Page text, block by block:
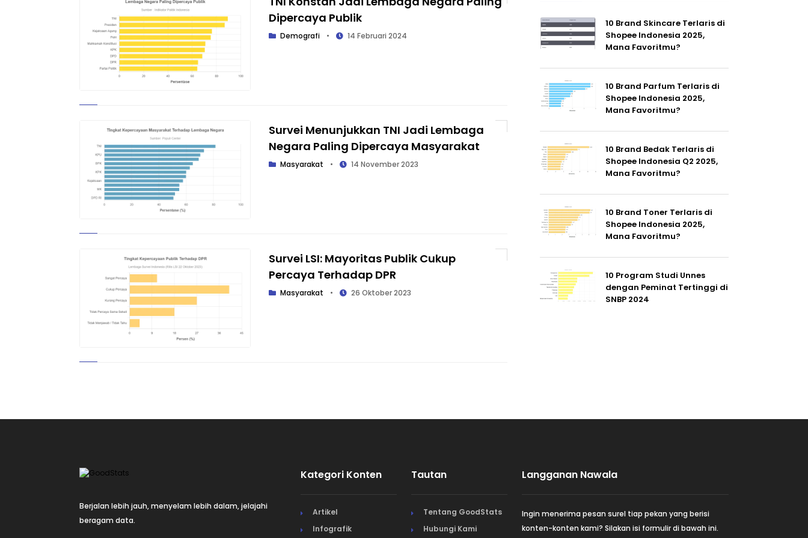
Dipercaya Publik
Demografi • 14 Februari 2024
Survei Menunjukkan TNI Jadi Lembaga
Negara Paling Dipercaya Masyarakat
Masyarakat • 14 November 2023
Survei LSI: Mayoritas Publik Cukup
Percaya Terhadap DPR
Masyarakat • 26 Oktober 2023
10 Brand Skincare Terlaris di
Shopee Indonesia 2025,
Mana Favoritmu?
10 Brand Parfum Terlaris di
Shopee Indonesia 2025,
Mana Favoritmu?
10 Brand Bedak Terlaris di
Shopee Indonesia Q2 2025,
Mana Favoritmu?
10 Brand Toner Terlaris di
Shopee Indonesia 2025,
Mana Favoritmu?
10 Program Studi Unnes
dengan Peminat Tertinggi di
SNBP 2024
Berjalan lebih jauh, menyelam lebih dalam, jelajahi
beragam data.
Kategori Konten
Artikel
Infografik
Tautan
Tentang GoodStats
Hubungi Kami
Langganan Nawala
Ingin menerima pesan surel tiap pekan yang berisi
konten-konten kami? Silakan isi formulir di bawah ini.